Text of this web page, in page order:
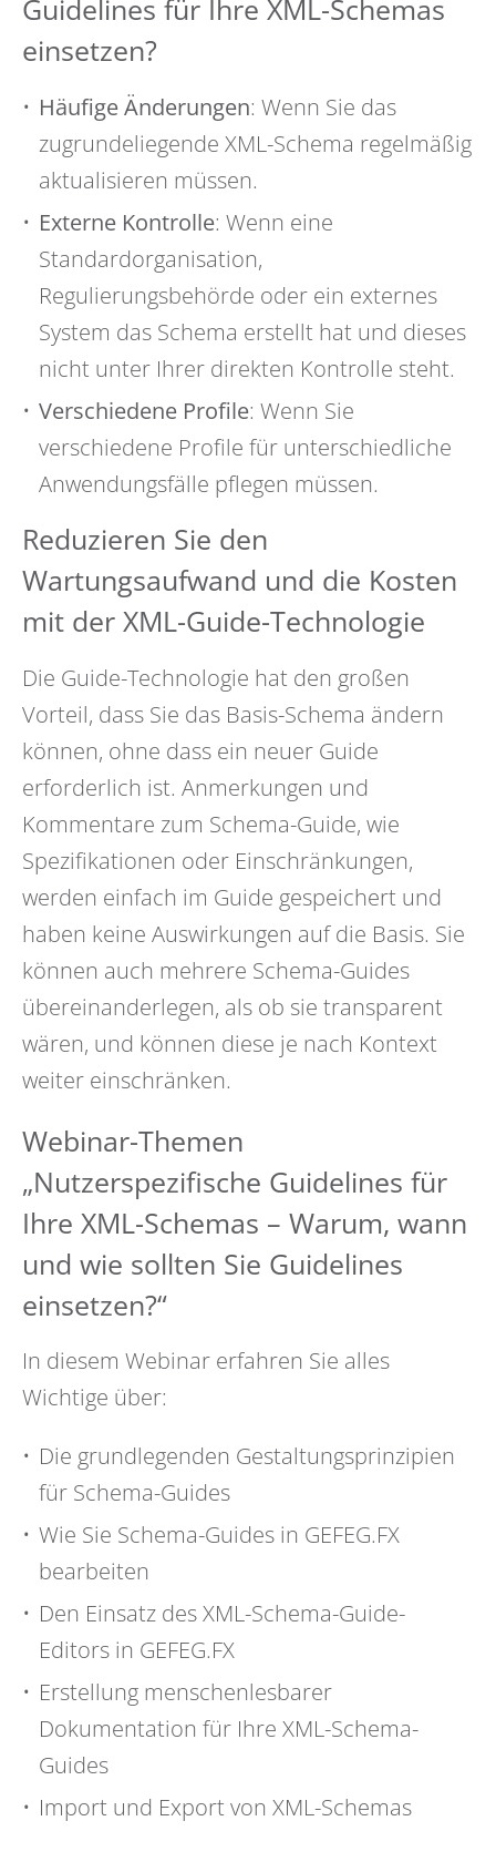
Guidelines für Ihre XML-Schemas
einsetzen?
Häufige Änderungen: Wenn Sie das
zugrundeliegende XML-Schema regelmäßig
aktualisieren müssen.
Externe Kontrolle: Wenn eine
Standardorganisation,
Regulierungsbehörde oder ein externes
System das Schema erstellt hat und dieses
nicht unter Ihrer direkten Kontrolle steht.
Verschiedene Profile: Wenn Sie
verschiedene Profile für unterschiedliche
Anwendungsfälle pflegen müssen.
Reduzieren Sie den
Wartungsaufwand und die Kosten
mit der XML-Guide-Technologie
Die Guide-Technologie hat den großen
Vorteil, dass Sie das Basis-Schema ändern
können, ohne dass ein neuer Guide
erforderlich ist. Anmerkungen und
Kommentare zum Schema-Guide, wie
Spezifikationen oder Einschränkungen,
werden einfach im Guide gespeichert und
haben keine Auswirkungen auf die Basis. Sie
können auch mehrere Schema-Guides
übereinanderlegen, als ob sie transparent
wären, und können diese je nach Kontext
weiter einschränken.
Webinar-Themen
„Nutzerspezifische Guidelines für
Ihre XML-Schemas – Warum, wann
und wie sollten Sie Guidelines
einsetzen?“
In diesem Webinar erfahren Sie alles
Wichtige über:
Die grundlegenden Gestaltungsprinzipien
für Schema-Guides
Wie Sie Schema-Guides in GEFEG.FX
bearbeiten
Den Einsatz des XML-Schema-Guide-
Editors in GEFEG.FX
Erstellung menschenlesbarer
Dokumentation für Ihre XML-Schema-
Guides
Import und Export von XML-Schemas